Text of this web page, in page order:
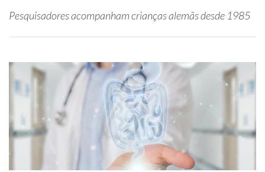
Pesquisadores acompanham crianças alemãs desde 1985